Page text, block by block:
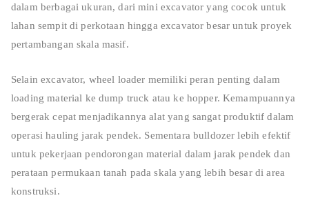
dalam berbagai ukuran, dari mini excavator yang cocok untuk
lahan sempit di perkotaan hingga excavator besar untuk proyek
pertambangan skala masif.
Selain excavator, wheel loader memiliki peran penting dalam
loading material ke dump truck atau ke hopper. Kemampuannya
bergerak cepat menjadikannya alat yang sangat produktif dalam
operasi hauling jarak pendek. Sementara bulldozer lebih efektif
untuk pekerjaan pendorongan material dalam jarak pendek dan
perataan permukaan tanah pada skala yang lebih besar di area
konstruksi.